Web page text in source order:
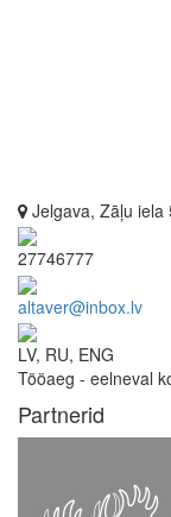
Jelgava, Zāļu iela
27746777
altaver@inbox.lv
LV, RU, ENG
Tööaeg - eelneval
Partnerid